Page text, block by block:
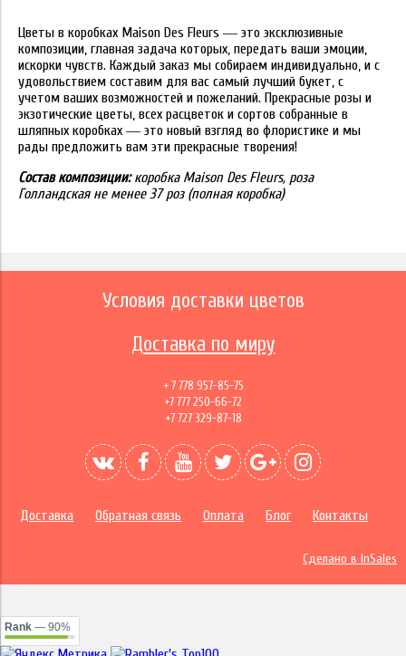
Цветы в коробках Maison Des Fleurs ― это эксклюзивные
композиции, главная задача которых, передать ваши эмоции,
искорки чувств. Каждый заказ мы собираем индивидуально, и с
удовольствием составим для вас самый лучший букет, с
учетом ваших возможностей и пожеланий. Прекрасные розы и
экзотические цветы, всех расцветок и сортов собранные в
шляпных коробках ― это новый взгляд во флористике и мы
рады предложить вам эти прекрасные творения!
Состав композиции:коробка Maison Des Fleurs, роза
Голландская не менее 37 роз (полная коробка)
Условия доставки цветов
Доставка по миру
+ 7 778 957-85-75
+7 777 250-66-72
+7 727 329-87-18
Доставка Обратная связь Оплата Блог Контакты
Сделано в InSales
Rank — 90%